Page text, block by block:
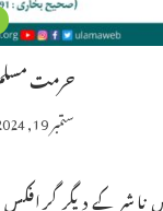
حرمت
ستمبر 19, 2024
ناشر کے دیگر گرافکس